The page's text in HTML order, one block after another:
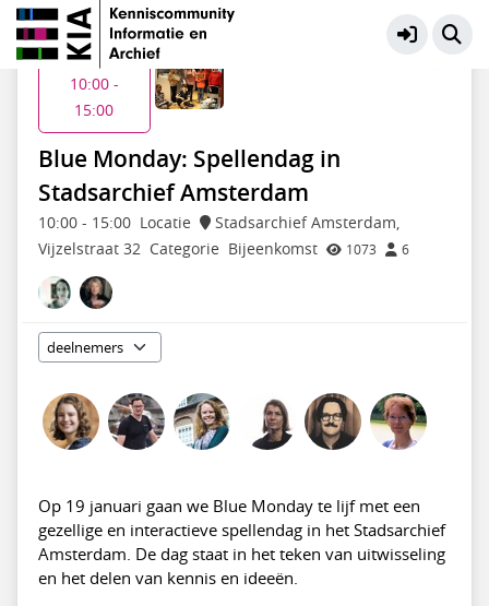
Educatie en Presentatie
Blue Monday: Spellendag in
Stadsarchief Amsterdam
10:00- 15:00 Locatie
Stadsarchief Amsterdam,
Vijzelstraat 32 Categorie Bijeenkomst 1073 6
Ma 19 jan
10:00 -
15:00
Op 19 januari gaan we Blue Monday te lijf met een
gezellige en interactieve spellendag in het Stadsarchief
Amsterdam. De dag staat in het teken van uitwisseling
en het delen van kennis en ideeën.